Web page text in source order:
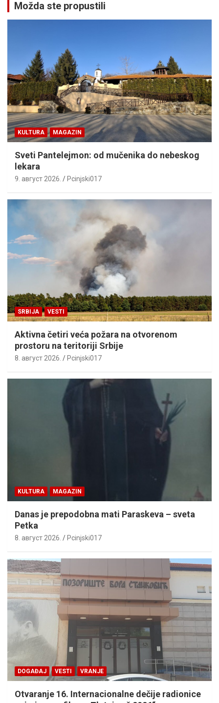
Možda ste propustili
KULTURA MAGAZIN
Sveti Pantelejmon: od mučenika do nebeskog
lekara
9. август 2026. Pcinjski017
SRBIJA VESTI
Aktivna četiri veća požara na otvorenom
prostoru na teritoriji Srbije
8. август 2026. Pcinjski017
KULTURA MAGAZIN
Danas je prepodobna mati Paraskeva – sveta
Petka
8. август 2026. Pcinjski017
DOGAĐAJ VESTI VRANJE
Otvaranje 16. Internacionalne dečije radionice